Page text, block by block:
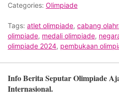
Categories: Olimpiade
Tags: atlet olimpiade, cabang
olimpiade, medali olimpiade,
olimpiade 2024, pembukaan
Info Berita Seputar Olimpiade
Internasional.